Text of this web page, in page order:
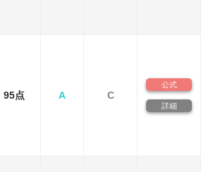
95点 A C
公式
詳細